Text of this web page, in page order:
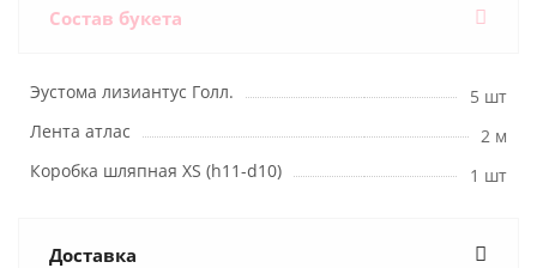
Состав букета
Эустома лизиантус Голл.
5 шт
Лента атлас
2 м
Коробка шляпная XS (h11-d10)
1 шт
Доставка